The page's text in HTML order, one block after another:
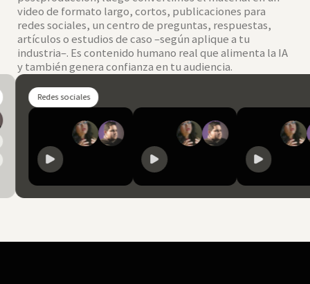
video de formato largo, cortos, publicaciones para
redes sociales, un centro de preguntas, respuestas,
artículos o estudios de caso –según aplique a tu
industria–. Es contenido humano real que alimenta la IA
y también genera confianza en tu audiencia.